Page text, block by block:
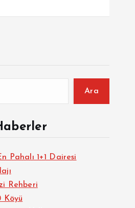
Ara
Pahalı 1+1 Dairesi
Rehberi
Köyü